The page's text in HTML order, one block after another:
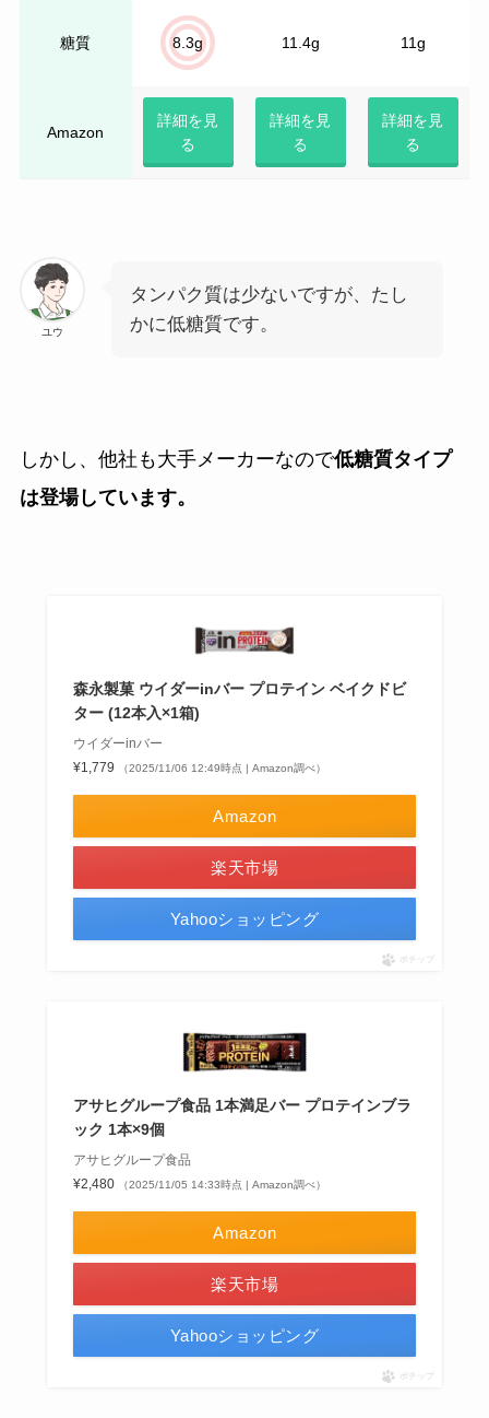
糖質 8.3g 11.4g 11g
Amazon
詳細を見
る
詳細を見
る
詳細を見
る
ユウ
タンパク質は少ないですが、たし
かに低糖質です。
しかし、他社も大手メーカーなので低糖質タイプ
は登場しています。
森永製菓 ウイダーinバー プロテイン ベイクドビ
ター (12本入×1箱)
ウイダーinバー
¥1,779
（2025/11/06 12:49時点 | Amazon調べ）
Amazon
楽天市場
Yahooショッピング
ポチップ
アサヒグループ食品 1本満足バー プロテインブラ
ック 1本×9個
アサヒグループ食品
¥2,480
（2025/11/05 14:33時点 | Amazon調べ）
Amazon
楽天市場
Yahooショッピング
ポチップ